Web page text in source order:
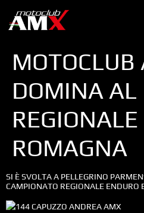
MOTOCLUB
DOMINA AL
ROMAGNA
SI È SVOLTA A PELLEGRINO
CAMPIONATO REGIONALE ENDURO